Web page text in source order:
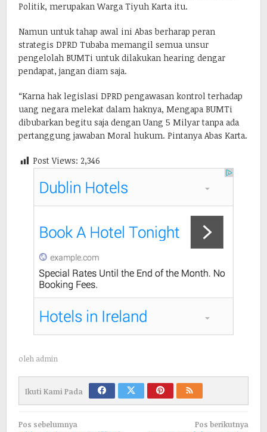
Politik, merupakan Warga Tiyuh Karta itu.
Namun untuk tahap awal ini Abas berharap peran
strategis DPRD Tubaba memangil semua unsur
pengelolah BUMTi untuk dilakukan hearing dengar
pendapat, jangan diam saja.
“Karna hak legislasi DPRD pengawasan kontrol terhadap
uang negara melekat dalam haknya, Mengapa BUMTi
dibubarkan begitu saja dengan Uang 5 Milyar tanpa ada
pertanggung jawaban Moral hukum. Pintanya Abas Karta.
Post Views: 2,346
oleh admin
Ikuti Kami Pada
Navigasi
Pos sebelumnya
Pos berikutnya